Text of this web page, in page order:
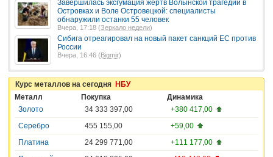
Завершилась эксгумация жертв Волынской трагедии в
Островках и Воле Островецкой: специалисты
обнаружили останки 55 человек
Вчера, 17:18 (Зеркало недели)
Сибига отреагировал на новый пакет санкций ЕС против
России
Вчера, 16:46 (Bigmir)
Курс металлов на сегодня НБУ
Металл
Покупка
Динамика
Золото
34 333 397,00
+380 417,00
Серебро
455 155,00
+59,00
Платина
24 299 771,00
+111 177,00